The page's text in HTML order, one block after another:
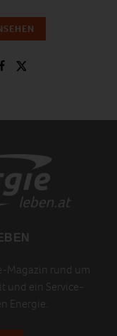
Magazin rund um
und ein Service-
Energie.